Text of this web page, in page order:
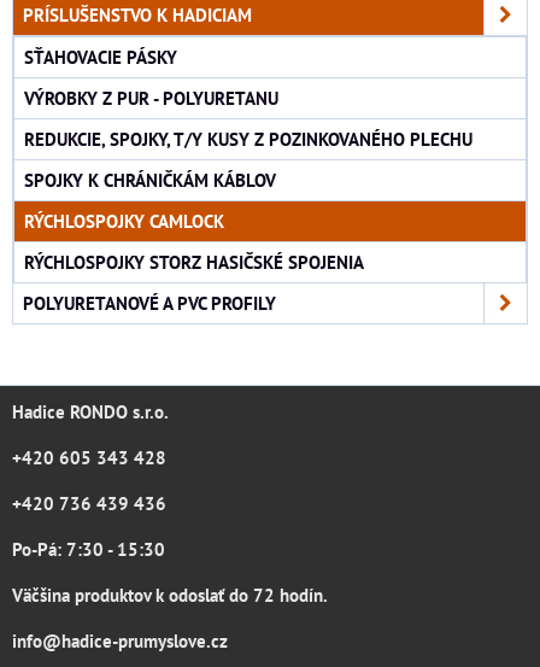
PRÍSLUŠENSTVO K HADICIAM
SŤAHOVACIE PÁSKY
VÝROBKY Z PUR - POLYURETANU
REDUKCIE, SPOJKY, T/Y KUSY Z POZINKOVANÉHO PLECHU
SPOJKY K CHRÁNIČKÁM KÁBLOV
RÝCHLOSPOJKY CAMLOCK
RÝCHLOSPOJKY STORZ HASIČSKÉ SPOJENIA
POLYURETANOVÉ A PVC PROFILY
Hadice RONDO s.r.o.
+420 605 343 428
+420 736 439 436
Po-Pá: 7:30 - 15:30
Väčšina produktov k odoslať do 72 hodín.
info@hadice-prumyslove.cz